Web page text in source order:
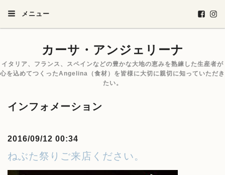
メニュー
カーサ・アンジェリーナ
イタリア、フランス、スペインなどの豊かな大地の恵みを熟練した生産者が
心を込めてつくったAngelina（食材）を皆様に大切に親切に知っていただき
たい。
インフォメーション
2016/09/12 00:34
ねぶた祭りご来店ください。